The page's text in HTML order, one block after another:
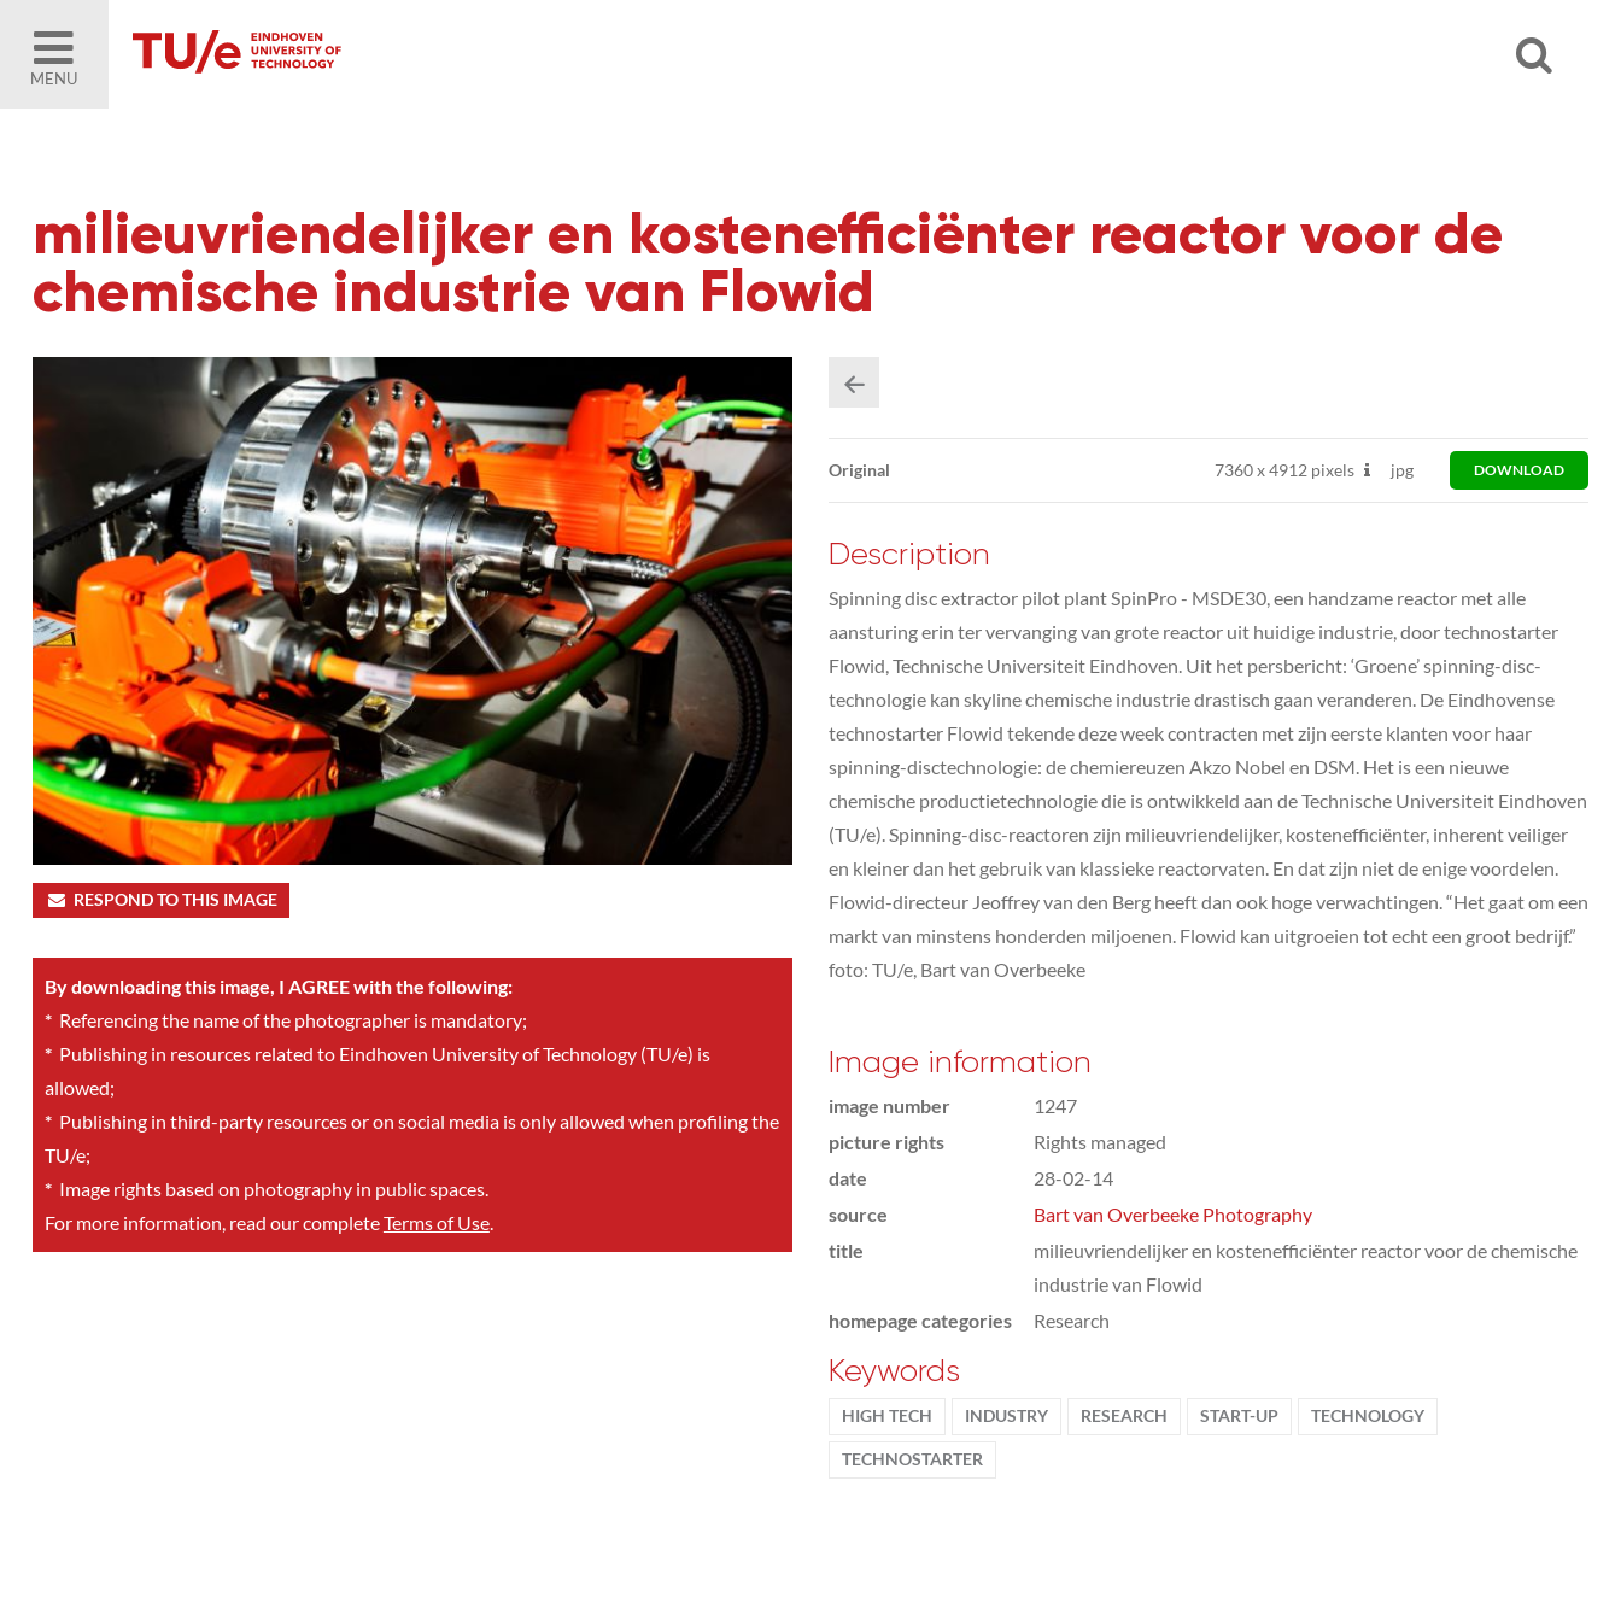
MENU
milieuvriendelijker en kostenefficiënter reactor voor de
chemische industrie van Flowid
RESPOND TO THIS IMAGE
By downloading this image, I AGREE with the following:
*Referencing the name of the photographer is mandatory;
*Publishing in resources related to Eindhoven University of Technology (TU/e) is
allowed;
*Publishing in third-party resources or on social media is only allowed when profiling the
TU/e;
*Image rights based on photography in public spaces.
For more information, read our completeTerms of Use.
Original 7360x4912 pixels jpg DOWNLOAD
Description
Spinning disc extractor pilot plant SpinPro - MSDE30, een handzame reactor met alle
aansturing erin ter vervanging van grote reactor uit huidige industrie, door technostarter
Flowid, Technische Universiteit Eindhoven. Uit het persbericht: ‘Groene’ spinning-disc-
technologie kan skyline chemische industrie drastisch gaan veranderen. De Eindhovense
technostarter Flowid tekende deze week contracten met zijn eerste klanten voor haar
spinning-disctechnologie: de chemiereuzen Akzo Nobel en DSM. Het is een nieuwe
chemische productietechnologie die is ontwikkeld aan de Technische Universiteit Eindhoven
(TU/e). Spinning-disc-reactoren zijn milieuvriendelijker, kostenefficiënter, inherent veiliger
en kleiner dan het gebruik van klassieke reactorvaten. En dat zijn niet de enige voordelen.
Flowid-directeur Jeoffrey van den Berg heeft dan ook hoge verwachtingen. “Het gaat om een
markt van minstens honderden miljoenen. Flowid kan uitgroeien tot echt een groot bedrijf.”
foto: TU/e, Bart van Overbeeke
Image information
image number
1247
picture rights
Rights managed
date
28-02-14
source
Bart van Overbeeke Photography
title
milieuvriendelijker en kostenefficiënter reactor voor de chemische
industrie van Flowid
homepage categories
Research
Keywords
HIGH TECH INDUSTRY RESEARCH START-UP TECHNOLOGY
TECHNOSTARTER